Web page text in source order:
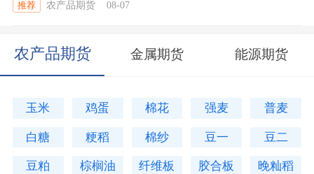
推荐 农产品期货 08-07
农产品期货 金属期货 能源期货
玉米 鸡蛋 棉花 强麦 普麦
白糖 粳稻 棉纱 豆一 豆二
豆粕 棕榈油 纤维板 胶合板 晚籼稻